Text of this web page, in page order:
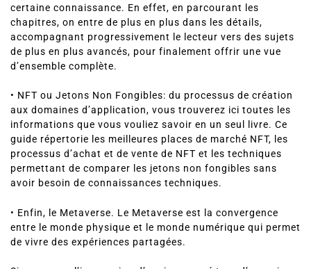
certaine connaissance. En effet, en parcourant les
chapitres, on entre de plus en plus dans les détails,
accompagnant progressivement le lecteur vers des sujets
de plus en plus avancés, pour finalement offrir une vue
d’ensemble complète.
• NFT ou Jetons Non Fongibles: du processus de création
aux domaines d’application, vous trouverez ici toutes les
informations que vous vouliez savoir en un seul livre. Ce
guide répertorie les meilleures places de marché NFT, les
processus d’achat et de vente de NFT et les techniques
permettant de comparer les jetons non fongibles sans
avoir besoin de connaissances techniques.
• Enfin, le Metaverse. Le Metaverse est la convergence
entre le monde physique et le monde numérique qui permet
de vivre des expériences partagées.